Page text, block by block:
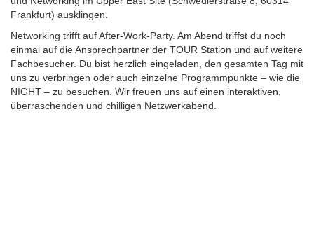
Frankfurt) ausklingen.
Networking trifft auf After-Work-Party. Am Abend triffst du noch
einmal auf die Ansprechpartner der TOUR Station und auf weitere
Fachbesucher. Du bist herzlich eingeladen, den gesamten Tag mit
uns zu verbringen oder auch einzelne Programmpunkte – wie die
NIGHT – zu besuchen. Wir freuen uns auf einen interaktiven,
überraschenden und chilligen Netzwerkabend.